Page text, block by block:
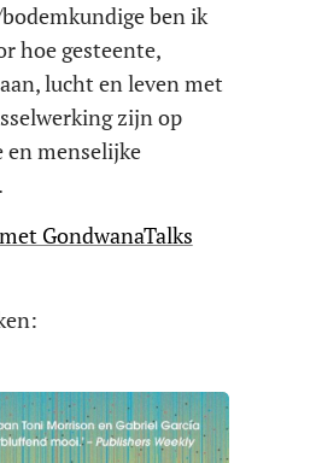
ben ik
hoe gesteente,
lucht en leven met
zijn op
en menselijke
GondwanaTalks